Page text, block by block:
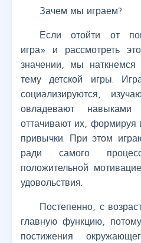
Зачем мы играем?
Если отойти от
игра» и рассмотреть
значении, мы
тему детской игры.
социализируются,
овладевают
оттачивают их, формируя
привычки. При этом
ради самого
положительной
удовольствия.
Постепенно, с
главную функцию,
постижения